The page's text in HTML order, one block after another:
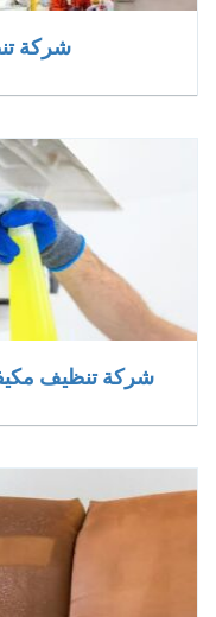
شركة
شركة تنظيف